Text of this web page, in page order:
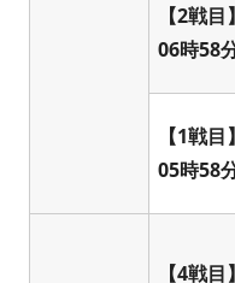
【2戦目】
06時58
【1戦目】
05時58
【4戦目】